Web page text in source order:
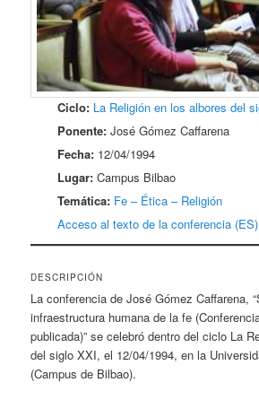
Ciclo: La Religión en los albores del
Ponente: José Gómez Caffarena
Fecha: 12/04/1994
Lugar: Campus Bilbao
Temática: Fe – Ética – Religión
Acceso al texto de la conferencia (ES)
DESCRIPCIÓN
La conferencia de José Gómez Caffarena,
infraestructura humana de la fe
publicada)” se celebró dentro del ciclo La
del siglo XXI, el 12/04/1994, en la
(Campus de Bilbao).